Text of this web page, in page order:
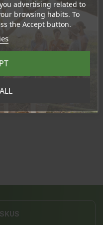
38/75
ei saa ylittää.
Säilytettävä lasten
advertising related to
browsing habits. To
the Accept button.